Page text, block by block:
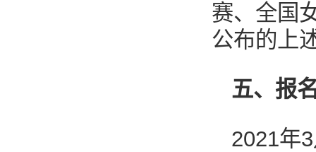
赛、全国
公布的上
五、 报
2021年